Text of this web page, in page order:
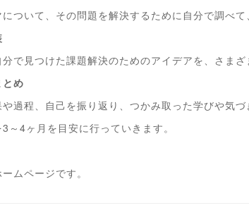
ついて、その問題を解決するために自分で調べ
で見つけた課題解決のためのアイデアを、さま
め
過程、自己を振り返り、つかみ取った学びや気
4ヶ月を目安に行っていきます。
ムページです。